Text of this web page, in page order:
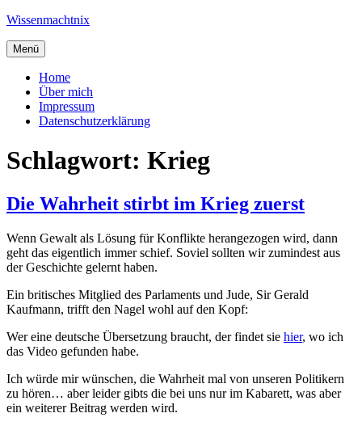
Zum
springen
Wissenmachtnix
Menü
Home
Über mich
Impressum
Datenschutzerklärung
Schlagwort: Krieg
Die Wahrheit stirbt im Krieg zuerst
Wenn Gewalt als Lösung für Konflikte herangezogen wird, dann
geht das eigentlich immer schief. Soviel sollten wir zumindest aus
der Geschichte gelernt haben.
Ein britisches Mitglied des Parlaments und Jude, Sir Gerald
Kaufmann, trifft den Nagel wohl auf den Kopf:
Wer eine deutsche Übersetzung braucht, der findet sie hier, wo ich
das Video gefunden habe.
Ich würde mir wünschen, die Wahrheit mal von unseren Politikern
zu hören… aber leider gibts die bei uns nur im Kabarett, was aber
ein weiterer Beitrag werden wird.